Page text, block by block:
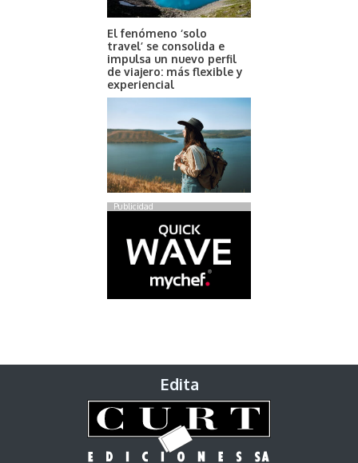
El fenómeno ‘solo
travel’ se consolida e
impulsa un nuevo perfil
de viajero: más flexible y
experiencial
Publicidad
Edita